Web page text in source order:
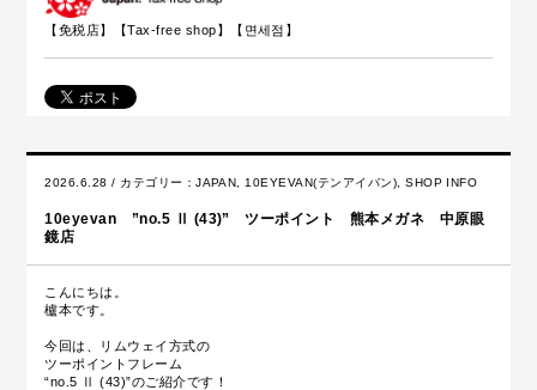
【免税店】【Tax-free shop】【면세점】
2026.6.28 / カテゴリー：JAPAN 10EYEVAN(テンアイバン) ,SHOP INFO
10eyevan ”no.5 Ⅱ (43)” ツーポイント 熊本メガネ 中原眼
鏡店
こんにちは。
櫨本です。
今回は、リムウェイ方式の
ツーポイントフレーム
“no.5 Ⅱ (43)”のご紹介です！